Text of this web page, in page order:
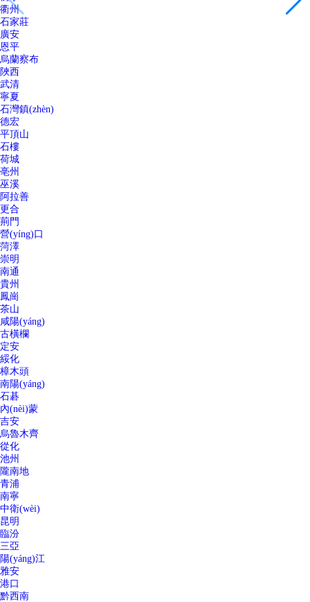
衢州
石家莊
廣安
恩平
烏蘭察布
陜西
武清
寧夏
石灣鎮(zhèn)
德宏
平頂山
石樓
荷城
亳州
巫溪
阿拉善
更合
荊門
營(yíng)口
菏澤
崇明
南通
貴州
鳳崗
茶山
咸陽(yáng)
古橫欄
定安
綏化
樟木頭
南陽(yáng)
石碁
內(nèi)蒙
吉安
烏魯木齊
從化
池州
隴南地
青浦
南寧
中衛(wèi)
昆明
臨汾
三亞
陽(yáng)江
雅安
港口
黔西南